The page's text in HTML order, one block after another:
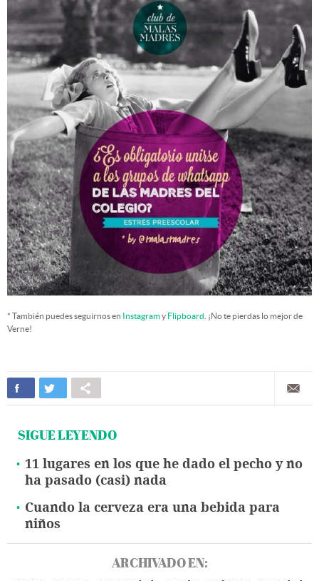
* También puedes seguirnos en Instagramy Flipboard . ¡No te pierdas lo mejor de
Verne!
SIGUE LEYENDO
11 lugares en los que he dado el pecho y no
ha pasado (casi) nada
Cuando la cerveza era una bebida para
niños
ARCHIVADO EN: